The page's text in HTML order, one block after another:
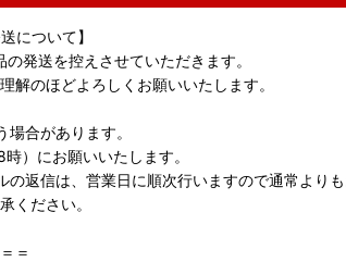
について】
発送を控えさせていただきます。
解のほどよろしくお願いいたします。
合があります。
）にお願いいたします。
返信は、営業日に順次行いますので通常より
ください。
＝